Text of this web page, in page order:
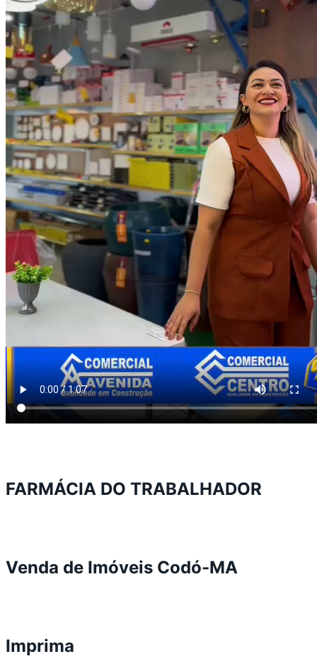
FARMÁCIA DO TRABALHADOR
Venda de Imóveis Codó-MA
Imprima